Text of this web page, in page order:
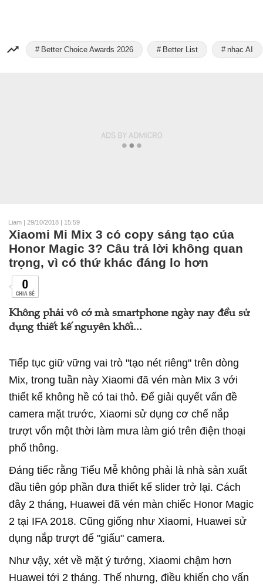
Better Choice Awards 2026 Better List nhạc AI
Liam | 29/10/2018 | 15:59
Xiaomi Mi Mix 3 có copy sáng tạo của
Honor Magic 3? Câu trả lời không quan
trọng, vì có thứ khác đáng lo hơn
0
CHIA SẺ
Không phải vô cớ mà smartphone ngày nay đều sử
dụng thiết kế nguyên khối...
Tiếp tục giữ vững vai trò "tạo nét riêng" trên dòng
Mix, trong tuần này Xiaomi đã vén màn Mix 3 với
thiết kế không hề có tai thỏ. Để giải quyết vấn đề
camera mặt trước, Xiaomi sử dụng cơ chế nắp
trượt vốn một thời làm mưa làm gió trên điện thoại
phổ thông.
Đáng tiếc rằng Tiểu Mễ không phải là nhà sản xuất
đầu tiên góp phần đưa thiết kế slider trở lại. Cách
đây 2 tháng, Huawei đã vén màn chiếc Honor Magic
2 tại IFA 2018. Cũng giống như Xiaomi, Huawei sử
dụng nắp trượt để "giấu" camera.
Như vậy, xét về mặt ý tưởng, Xiaomi chậm hơn
Huawei tới 2 tháng. Thế nhưng, điều khiến cho vấn